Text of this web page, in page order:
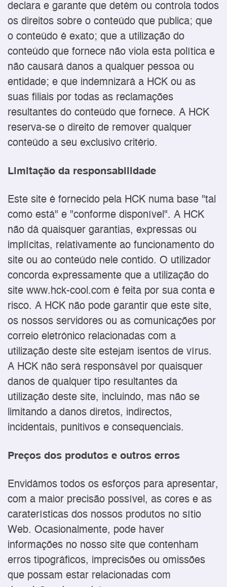
declara e garante que detém ou controla todos
os direitos sobre o conteúdo que publica; que
o conteúdo é exato; que a utilização do
conteúdo que fornece não viola esta política e
não causará danos a qualquer pessoa ou
entidade; e que indemnizará a HCK ou as
suas filiais por todas as reclamações
resultantes do conteúdo que fornece. A HCK
reserva-se o direito de remover qualquer
conteúdo a seu exclusivo critério.
Limitação da responsabilidade
Este site é fornecido pela HCK numa base "tal
como está" e "conforme disponível". A HCK
não dá quaisquer garantias, expressas ou
implícitas, relativamente ao funcionamento do
site ou ao conteúdo nele contido. O utilizador
concorda expressamente que a utilização do
site www.hck-cool.com é feita por sua conta e
risco. A HCK não pode garantir que este site,
os nossos servidores ou as comunicações por
correio eletrónico relacionadas com a
utilização deste site estejam isentos de vírus.
A HCK não será responsável por quaisquer
danos de qualquer tipo resultantes da
utilização deste site, incluindo, mas não se
limitando a danos diretos, indirectos,
incidentais, punitivos e consequenciais.
Preços dos produtos e outros erros
Envidámos todos os esforços para apresentar,
com a maior precisão possível, as cores e as
caraterísticas dos nossos produtos no sítio
Web. Ocasionalmente, pode haver
informações no nosso site que contenham
erros tipográficos, imprecisões ou omissões
que possam estar relacionadas com